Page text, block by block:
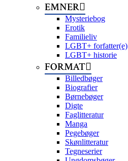
EMNER
Mysteriebog
Erotik
Familieliv
LGBT+ forfatter(e)
LGBT+ historie
FORMAT
Billedbøger
Biografier
Børnebøger
Digte
Faglitteratur
Manga
Pegebøger
Skønlitteratur
Tegneserier